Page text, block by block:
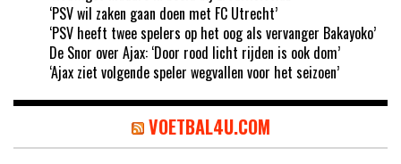
‘PSV wil zaken gaan doen met FC Utrecht’
‘PSV heeft twee spelers op het oog als vervanger Bakayoko’
De Snor over Ajax: ‘Door rood licht rijden is ook dom’
‘Ajax ziet volgende speler wegvallen voor het seizoen’
VOETBAL4U.COM